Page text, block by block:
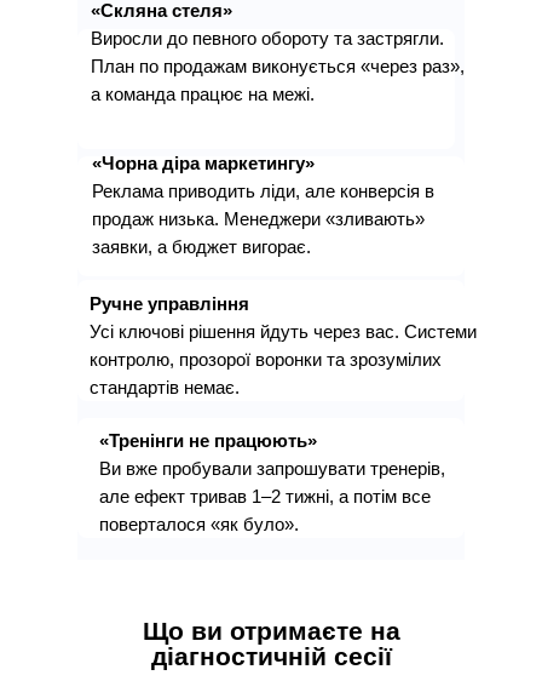
«Тренінги не працюють»
Ви вже пробували запрошувати тренерів,
але ефект тривав 1–2 тижні, а потім все
поверталося «як було».
«Скляна стеля»
Виросли до певного обороту та застрягли.
План по продажам виконується «через раз»,
а команда працює на межі.
«Чорна діра маркетингу»
Реклама приводить ліди, але конверсія в
продаж низька. Менеджери «зливають»
заявки, а бюджет вигорає.
Ручне управління
Усі ключові рішення йдуть через вас. Системи
контролю, прозорої воронки та зрозумілих
стандартів немає.
Що ви отримаєте на
діагностичній сесії